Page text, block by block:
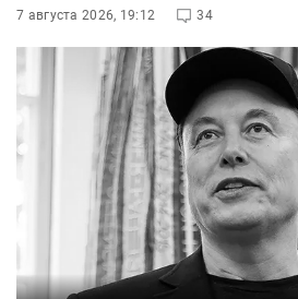
7 августа 2026, 19:12 34